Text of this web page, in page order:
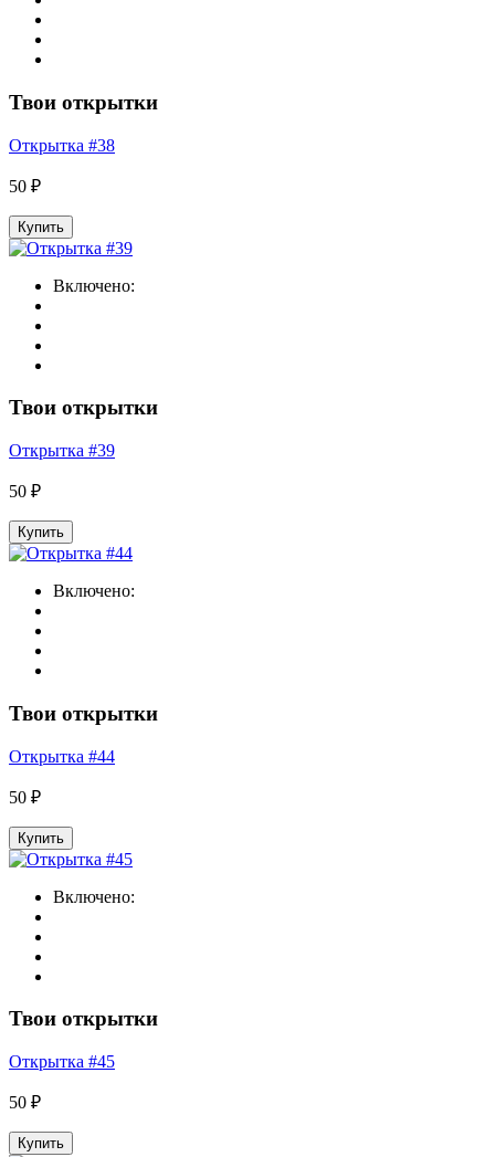
Твои открытки
Открытка #38
50 ₽
Купить
Включено:
Твои открытки
Открытка #39
50 ₽
Купить
Включено:
Твои открытки
Открытка #44
50 ₽
Купить
Включено:
Твои открытки
Открытка #45
50 ₽
Купить